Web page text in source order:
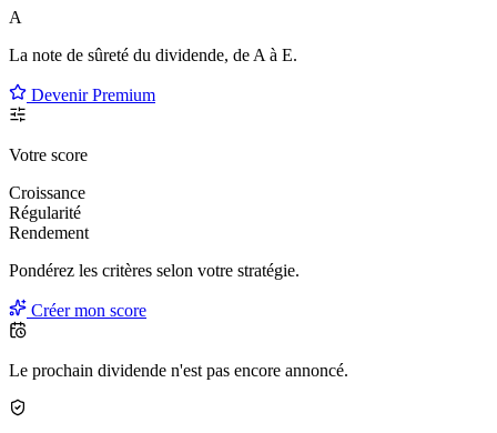
A
La note de sûreté du dividende, de A à E.
Devenir Premium
Votre score
Croissance
Régularité
Rendement
Pondérez les critères selon votre stratégie.
Créer mon score
Le prochain dividende n'est pas encore annoncé.